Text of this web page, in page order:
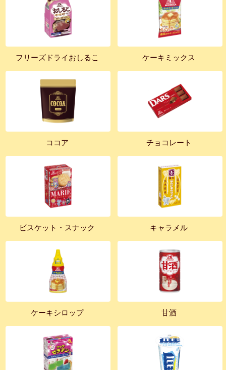
フリーズドライおしるこ ケーキミックス
ココア チョコレート
ビスケット・スナック キャラメル
ケーキシロップ 甘酒